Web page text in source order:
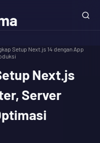
Setup Next.js 14 dengan App
Next.js
Server